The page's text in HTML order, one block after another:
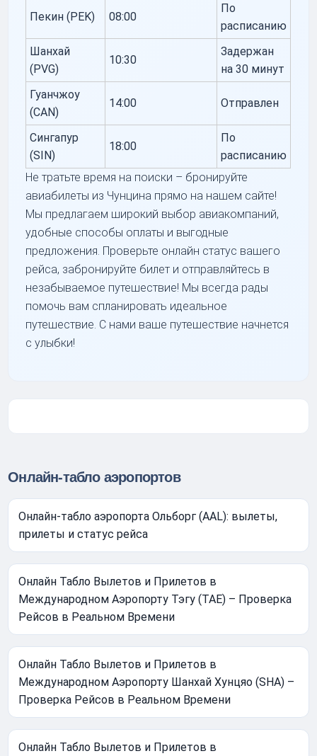
Пекин (PEK) 08:00
По
расписанию
Шанхай
(PVG)
10:30
Задержан
на 30 минут
Гуанчжоу
(CAN)
14:00 Отправлен
Сингапур
(SIN)
18:00
По
расписанию
Не тратьте время на поиски – бронируйте
авиабилеты из Чунцина прямо на нашем сайте!
Мы предлагаем широкий выбор авиакомпаний,
удобные способы оплаты и выгодные
предложения. Проверьте онлайн статус вашего
рейса, забронируйте билет и отправляйтесь в
незабываемое путешествие! Мы всегда рады
помочь вам спланировать идеальное
путешествие. С нами ваше путешествие начнется
с улыбки!
Онлайн-табло аэропортов
Онлайн-табло аэропорта Ольборг (AAL): вылеты,
прилеты и статус рейса
Онлайн Табло Вылетов и Прилетов в
Международном Аэропорту Тэгу (TAE) – Проверка
Рейсов в Реальном Времени
Онлайн Табло Вылетов и Прилетов в
Международном Аэропорту Шанхай Хунцяо (SHA) –
Проверка Рейсов в Реальном Времени
Онлайн Табло Вылетов и Прилетов в